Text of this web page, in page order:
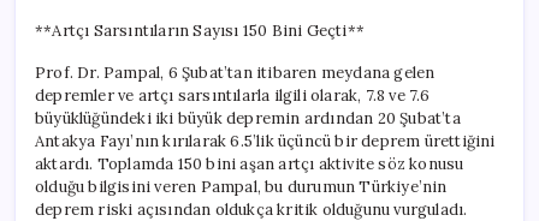
**Artçı Sarsıntıların Sayısı 150 Bini Geçti**
Prof. Dr. Pampal, 6 Şubat’tan itibaren meydana gelen
depremler ve artçı sarsıntılarla ilgili olarak, 7.8 ve 7.6
büyüklüğündeki iki büyük depremin ardından 20 Şubat’ta
Antakya Fayı’nın kırılarak 6.5’lik üçüncü bir deprem ürettiğini
aktardı. Toplamda 150 bini aşan artçı aktivite söz konusu
olduğu bilgisini veren Pampal, bu durumun Türkiye’nin
deprem riski açısından oldukça kritik olduğunu vurguladı.